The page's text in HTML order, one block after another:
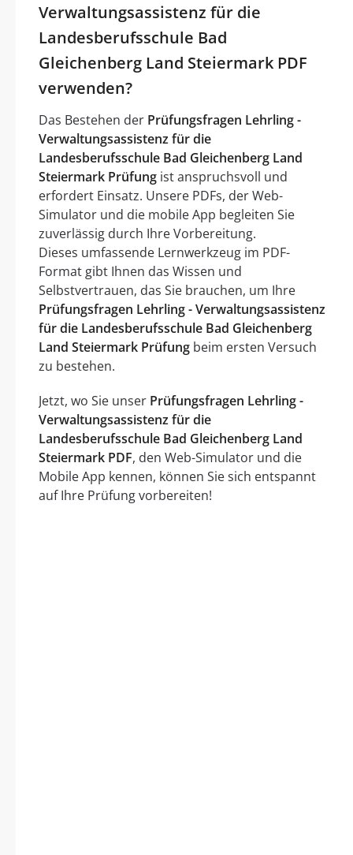
Verwaltungsassistenz für die
Landesberufsschule Bad
Gleichenberg Land Steiermark PDF
verwenden?
Das Bestehen der Prüfungsfragen Lehrling -
Verwaltungsassistenz für die
Landesberufsschule Bad Gleichenberg Land
Steiermark Prüfung ist anspruchsvoll und
erfordert Einsatz. Unsere PDFs, der Web-
Simulator und die mobile App begleiten Sie
zuverlässig durch Ihre Vorbereitung.
Dieses umfassende Lernwerkzeug im PDF-
Format gibt Ihnen das Wissen und
Selbstvertrauen, das Sie brauchen, um Ihre
Prüfungsfragen Lehrling - Verwaltungsassistenz
für die Landesberufsschule Bad Gleichenberg
Land Steiermark Prüfung beim ersten Versuch
zu bestehen.
Jetzt, wo Sie unser Prüfungsfragen Lehrling -
Verwaltungsassistenz für die
Landesberufsschule Bad Gleichenberg Land
Steiermark PDF, den Web-Simulator und die
Mobile App kennen, können Sie sich entspannt
auf Ihre Prüfung vorbereiten!